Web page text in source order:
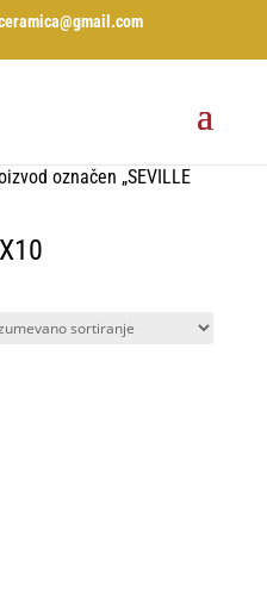
označen „SEVILLE